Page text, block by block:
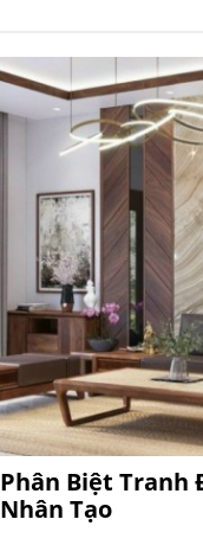
Phân Biệt Tranh
Nhân Tạo